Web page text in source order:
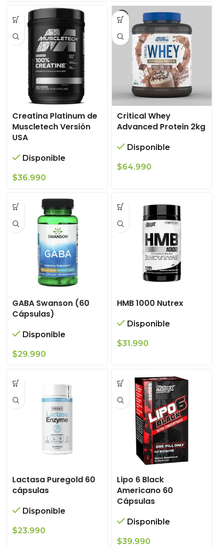
Creatina Platinum de
Muscletech Versión
USA
Disponible
$36.990
Critical Whey
Advanced Protein 2kg
Disponible
$64.990
GABA Swanson (60
Cápsulas)
Disponible
$29.990
HMB 1000 Nutrex
Disponible
$31.990
Lactasa Puregold 60
cápsulas
Disponible
$23.990
Lipo 6 Black
Americano 60
Cápsulas
Disponible
$39.990